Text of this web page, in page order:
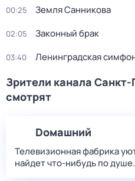
00:25 Земля Санникова
02:05 Законный брак
03:40 Ленинградская
Зрители канала
смотрят
Dомашний
Телевизионная фабрика
найдет что‑нибудь по душе.